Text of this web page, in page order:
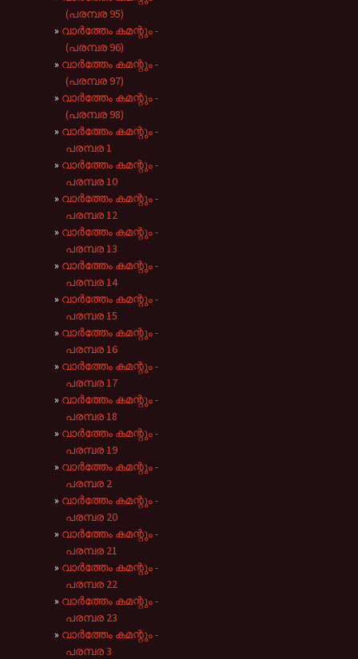
(പരമ്പര 95)
വാർത്തേം കമന്റും -
(പരമ്പര 96)
വാർത്തേം കമന്റും -
(പരമ്പര 97)
വാർത്തേം കമന്റും -
(പരമ്പര 98)
വാർത്തേം കമന്റും -
പരമ്പര 1
വാർത്തേം കമന്റും -
പരമ്പര 10
വാർത്തേം കമന്റും -
പരമ്പര 12
വാർത്തേം കമന്റും -
പരമ്പര 13
വാർത്തേം കമന്റും -
പരമ്പര 14
വാർത്തേം കമന്റും -
പരമ്പര 15
വാർത്തേം കമന്റും -
പരമ്പര 16
വാർത്തേം കമന്റും -
പരമ്പര 17
വാർത്തേം കമന്റും -
പരമ്പര 18
വാർത്തേം കമന്റും -
പരമ്പര 19
വാർത്തേം കമന്റും -
പരമ്പര 2
വാർത്തേം കമന്റും -
പരമ്പര 20
വാർത്തേം കമന്റും -
പരമ്പര 21
വാർത്തേം കമന്റും -
പരമ്പര 22
വാർത്തേം കമന്റും -
പരമ്പര 23
വാർത്തേം കമന്റും -
പരമ്പര 3